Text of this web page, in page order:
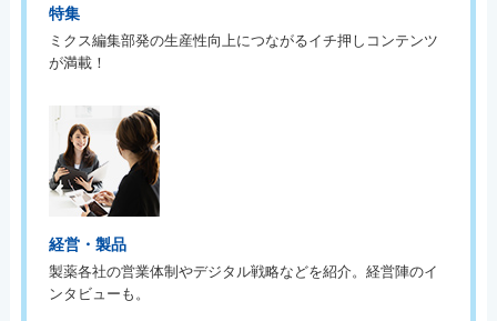
特集
ミクス編集部発の生産性向上につながるイチ押しコンテンツ
が満載！
経営・製品
製薬各社の営業体制やデジタル戦略などを紹介。経営陣のイ
ンタビューも。